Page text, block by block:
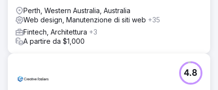
Perth, Western Australia, Australia
Web design, Manutenzione di siti web +35
Fintech, Architettura +3
A partire da $1,000
4.8